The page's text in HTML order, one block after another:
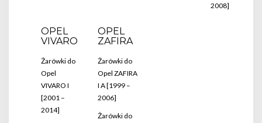
2008]
OPEL
VIVARO
Żarówki do
Opel
VIVARO I
[2001 –
2014]
OPEL
ZAFIRA
Żarówki do
Opel ZAFIRA
I A [1999 –
2006]
Żarówki do